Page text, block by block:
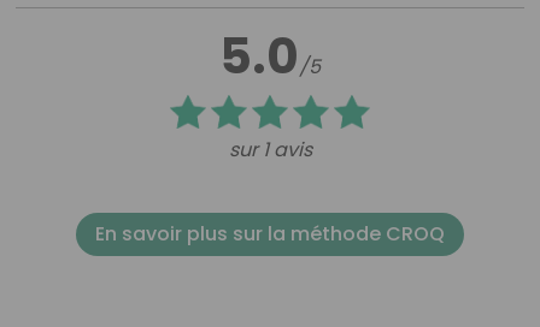
5.0/5
sur 1 avis
En savoir plus sur la méthode CROQ